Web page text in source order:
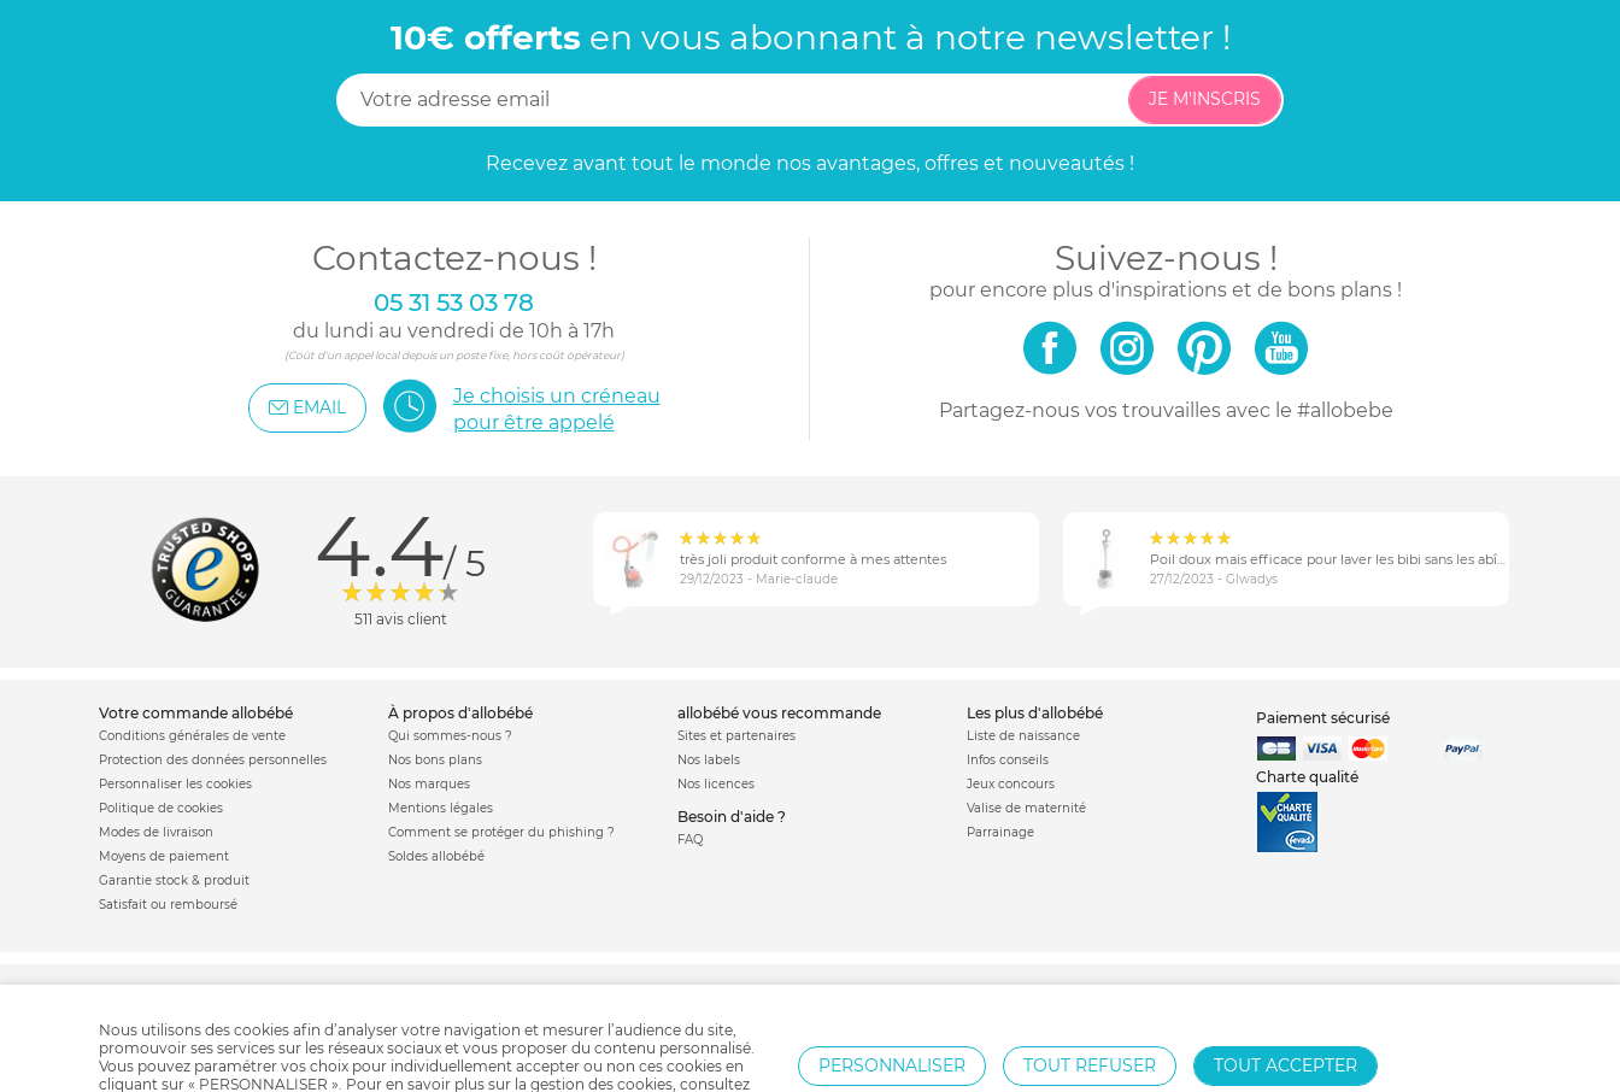
10€ offertsen vous abonnantà notre newsletter !
JE M'INSCRIS
Recevez avant tout le monde nos avantages, offres et nouveautés !
Contactez-nous !
05 31 53 03 78
du lundi au vendredi de 10h à 17h
(Coût d'un appel local depuis un poste fixe, hors coût opérateur)
EMAIL
Je choisis un créneau
pour être appelé
Suivez-nous !
pour encore plus d'inspirations et de bons plans !
Partagez-nous vos trouvaillesavec le #allobebe
4.4/ 5
511 avis client
très joli produit conforme à mes attentes
29/12/2023 - Marie-claude 27/12/2023 - Glwadys
votre commande allobébé
Conditions générales de vente
Protection des données personnelles
Personnaliser les cookies
Politique de cookies
Modes de livraison
Moyens de paiement
Garantie stock & produit
Satisfait ou remboursé
à propos d'allobébé
Qui sommes-nous ?
Nos bons plans
Nos marques
Mentions légales
Comment se protéger du phishing ?
Soldes allobébé
allobébé vous recommande
Sites et partenaires
Nos labels
Nos licences
Besoin d'aide ?
FAQ
les plus d'allobébé
Liste de naissance
Infos conseils
Jeux concours
Valise de maternité
Parrainage
Paiement sécurisé
Charte qualité
Nous utilisons des cookies afin d’analyser votre navigation et mesurer l’audience du site,
promouvoir ses services sur les réseaux sociaux et vous proposer du contenu personnalisé.
Vous pouvez paramétrer vos choix pour individuellement accepter ou non ces cookies en
cliquant sur « PERSONNALISER ». Pour en savoir plus sur la gestion des cookies, consultez
PERSONNALISER TOUT REFUSER TOUT ACCEPTER